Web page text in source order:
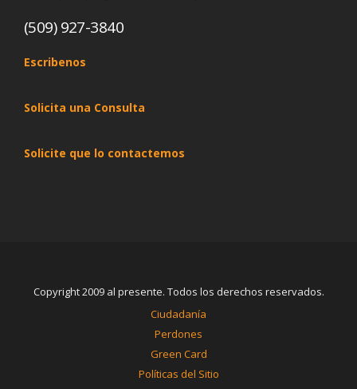
(509) 927-3840
Escribenos
Solicita una Consulta
Solicite que lo contactemos
Copyright 2009 al presente. Todos los derechos reservados.
Ciudadanía
Perdones
Green Card
Políticas del Sitio